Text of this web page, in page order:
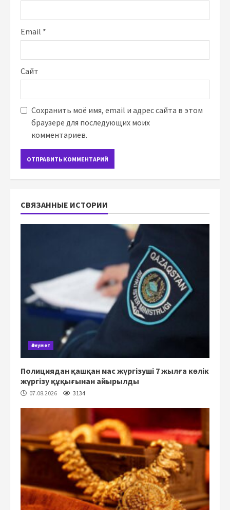
Email *
Сайт
Сохранить моё имя, email и адрес сайта в этом
браузере для последующих моих
комментариев.
СВЯЗАННЫЕ ИСТОРИИ
Әлеумет
Полициядан қашқан мас жүргізуші 7 жылға көлік
жүргізу құқығынан айырылды
07.08.2026 3134